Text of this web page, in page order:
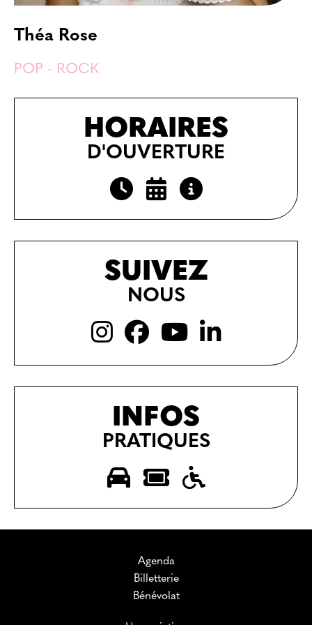
Théa Rose
POP - ROCK
HORAIRES
D'OUVERTURE
SUIVEZ
NOUS
INFOS
PRATIQUES
Agenda
Billetterie
Bénévolat